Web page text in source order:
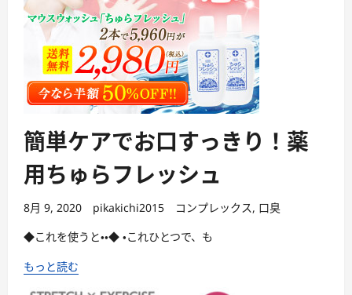
簡単ケアでお口すっきり！薬
用ちゅらフレッシュ
8月 9, 2020 pikakichi2015 コンプレックス, 口臭
◆これを使うと・・◆ ・これひとつで、も
もっと読む